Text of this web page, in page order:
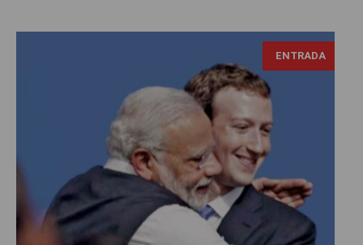
ENTRADA